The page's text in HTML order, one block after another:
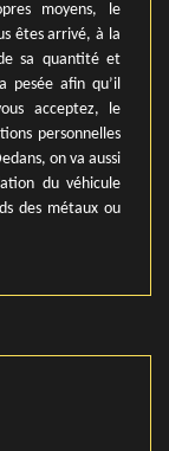
moyens, le
êtes arrivé, à la
sa quantité et
pesée afin qu’il
acceptez, le
personnelles
on va aussi
du véhicule
des métaux ou